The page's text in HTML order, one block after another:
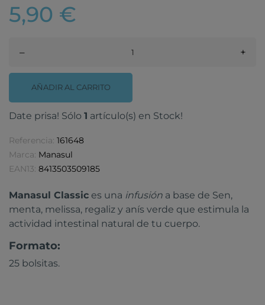
5,90 €
– +
AÑADIR AL CARRITO
Date prisa! Sólo 1 artículo(s) en Stock!
Referencia: 161648
Marca: Manasul
EAN13: 8413503509185
Manasul Classic es una infusión a base de Sen,
menta, melissa, regaliz y anís verde que estimula la
actividad intestinal natural de tu cuerpo.
Formato:
25 bolsitas.